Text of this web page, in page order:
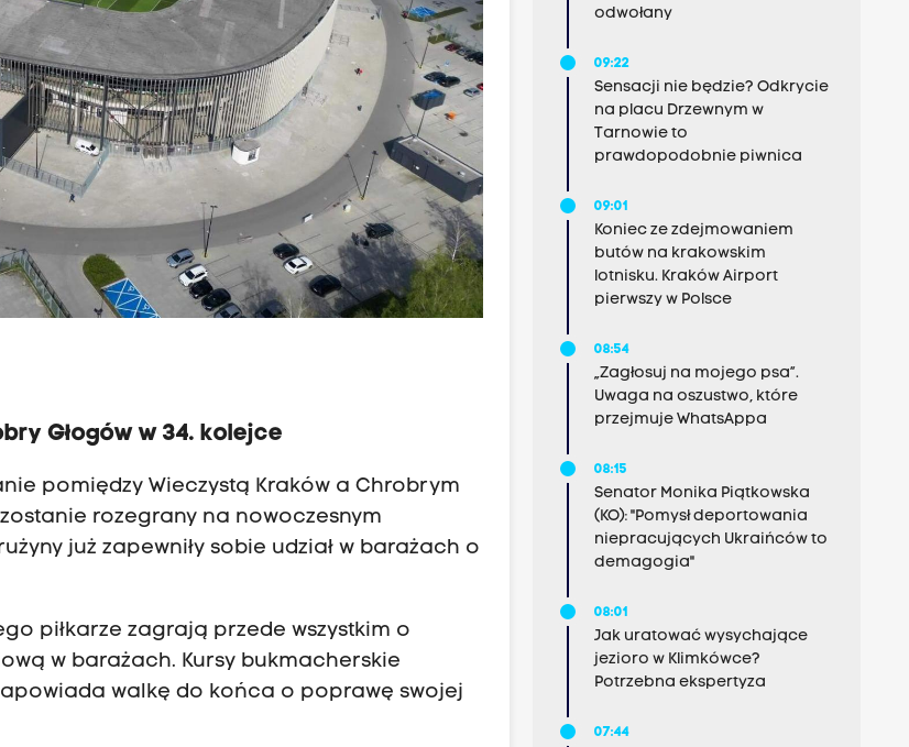
Głogów w 34. kolejce
pomiędzy Wieczystą Kraków a Chrobrym
rozegrany na nowoczesnym
już zapewniły sobie udział w barażach o
piłkarze zagrają przede wszystkim o
w barażach. Kursy bukmacherskie
walkę do końca o poprawę swojej
odwołany
09:22
Sensacji nie będzie? Odkrycie
na placu Drzewnym w
Tarnowie to
prawdopodobnie piwnica
09:01
Koniec ze zdejmowaniem
butów na krakowskim
lotnisku. Kraków Airport
pierwszy w Polsce
08:54
„Zagłosuj na mojego psa”.
Uwaga na oszustwo, które
przejmuje WhatsAppa
08:15
Senator Monika Piątkowska
(KO): "Pomysł deportowania
niepracujących Ukraińców to
demagogia"
08:01
Jak uratować wysychające
jezioro w Klimkówce?
Potrzebna ekspertyza
07:44